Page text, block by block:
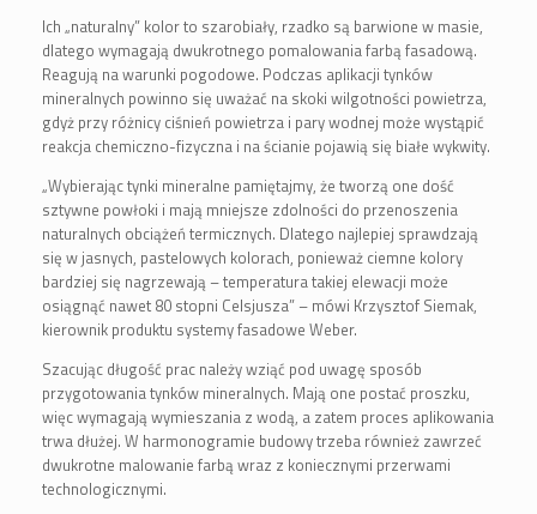
Ich „naturalny” kolor to szarobiały, rzadko są barwione w masie,
dlatego wymagają dwukrotnego pomalowania farbą fasadową.
Reagują na warunki pogodowe. Podczas aplikacji tynków
mineralnych powinno się uważać na skoki wilgotności powietrza,
gdyż przy różnicy ciśnień powietrza i pary wodnej może wystąpić
reakcja chemiczno-fizyczna i na ścianie pojawią się białe wykwity.
„Wybierając tynki mineralne pamiętajmy, że tworzą one dość
sztywne powłoki i mają mniejsze zdolności do przenoszenia
naturalnych obciążeń termicznych. Dlatego najlepiej sprawdzają
się w jasnych, pastelowych kolorach, ponieważ ciemne kolory
bardziej się nagrzewają – temperatura takiej elewacji może
osiągnąć nawet 80 stopni Celsjusza” – mówi Krzysztof Siemak,
kierownik produktu systemy fasadowe Weber.
Szacując długość prac należy wziąć pod uwagę sposób
przygotowania tynków mineralnych. Mają one postać proszku,
więc wymagają wymieszania z wodą, a zatem proces aplikowania
trwa dłużej. W harmonogramie budowy trzeba również zawrzeć
dwukrotne malowanie farbą wraz z koniecznymi przerwami
technologicznymi.